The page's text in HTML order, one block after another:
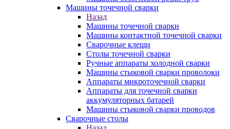
Машины точечной сварки
Назад
Машины точечной сварки
Машины контактной точечной сварки
Сварочные клещи
Столы точечной сварки
Ручные аппараты холодной сварки
Машины стыковой сварки проволоки
Аппараты микроточечной сварки
Аппараты для точечной сварки
аккумуляторных батарей
Машины стыковой сварки проводов
Сварочные столы